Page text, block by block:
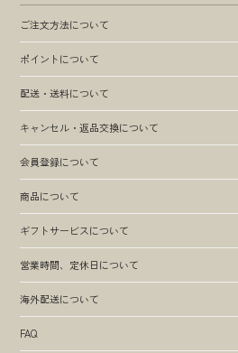
ご注文方法について
ポイントについて
配送・送料について
キャンセル・返品交換について
会員登録について
商品について
ギフトサービスについて
営業時間、定休日について
海外配送について
FAQ